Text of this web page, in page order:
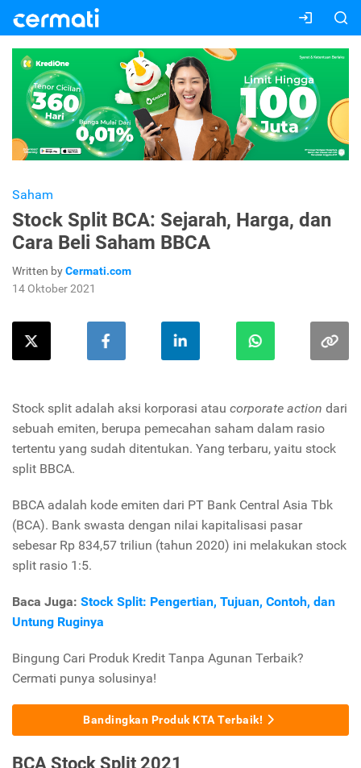
Saham
Stock Split BCA: Sejarah, Harga, dan
Cara Beli Saham BBCA
Written byCermati.com
14 Oktober 2021
Stock split adalah aksi korporasi atau corporate action dari
sebuah emiten, berupa pemecahan saham dalam rasio
tertentu yang sudah ditentukan. Yang terbaru, yaitu stock
split BBCA.
BBCA adalah kode emiten dari PT Bank Central Asia Tbk
(BCA). Bank swasta dengan nilai kapitalisasi pasar
sebesar Rp 834,57 triliun (tahun 2020) ini melakukan stock
split rasio 1:5.
Baca Juga: Stock Split: Pengertian, Tujuan, Contoh, dan
Untung Ruginya
Bingung Cari Produk Kredit Tanpa Agunan Terbaik?
Cermati punya solusinya!
Bandingkan Produk KTA Terbaik!
BCA Stock Split 2021